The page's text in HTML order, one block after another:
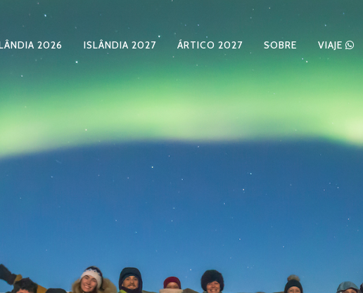
2026 ISLÂNDIA 2027 ÁRTICO 2027 SOBRE VIAJE